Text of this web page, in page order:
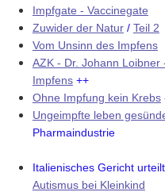
Impfgate - Vaccinegate
Zuwider der Natur/ Teil 2
Vom Unsinn des Impfens
AZK - Dr. Johann
Impfens++
Ohne Impfung kein Krebs
Ungeimpfte leben
Pharmaindustrie
Italienisches Gericht
Autismus bei Kleinkind